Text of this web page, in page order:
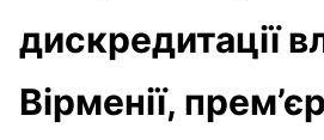
дискредитації
Вірменії,